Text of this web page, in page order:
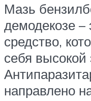
Мазь
демодекозе –
средство,
себя
направлено